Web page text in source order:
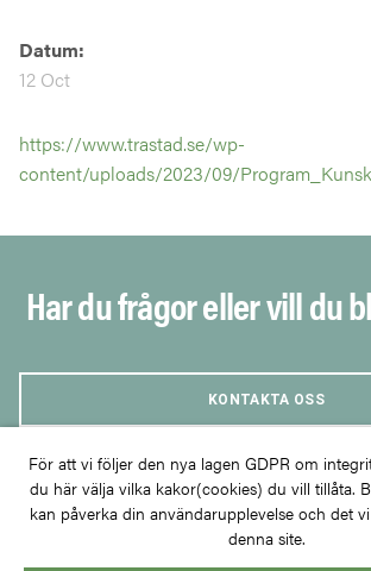
Datum:
12 Oct
https://www.trastad.se/wp-
content/uploads/2023/09/
Har du frågor eller vill du
KONTAKTA OSS
BLI MEDLEM
För att vi följer den nya lagen GDPR om
du här välja vilka kakor(cookies) du vill tillåta.
kan påverka din användarupplevelse och det
denna site.